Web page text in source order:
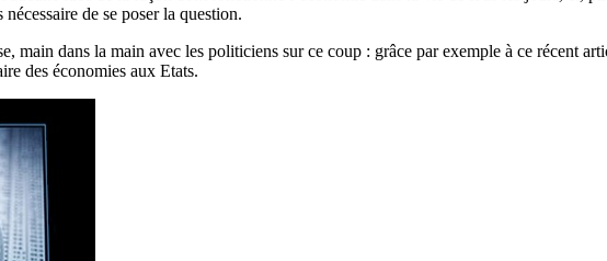
de se poser la question.
main dans la main avec les politiciens sur ce coup : grâce par exemple à ce récent
des économies aux Etats.